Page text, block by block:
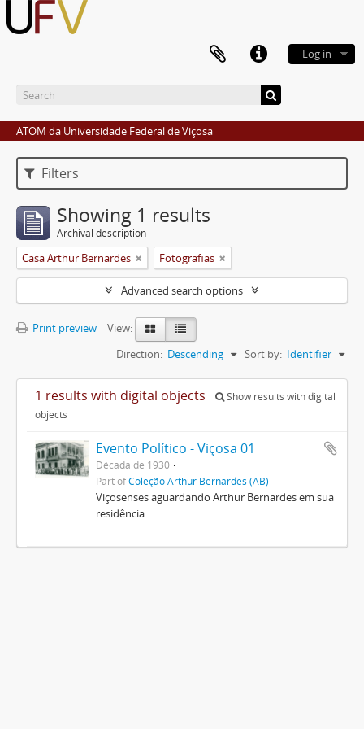
Log in
ATOM da Universidade Federal de Viçosa
Filters
Showing 1 results
Archival description
Casa Arthur Bernardes Fotografias
Advanced search options
Print preview
View:
Sort by: Identifier
Direction: Descending
1 results with digital objects
Show results with digital
objects
Evento Político - Viçosa 01
Década de 1930
Part ofColeção Arthur Bernardes (AB)
Viçosenses aguardando Arthur Bernardes em sua
residência.